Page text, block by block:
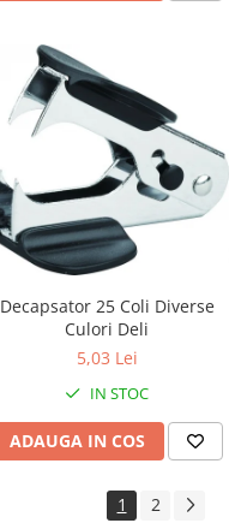
Decapsator 25 Coli Diverse
Culori Deli
5,03 Lei
IN STOC
ADAUGA IN COS
1 2